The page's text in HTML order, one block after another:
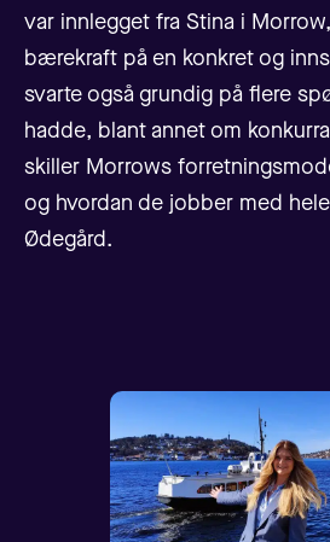
var innlegget fra Stina i
bærekraft på en konkret og
svarte også grundig på flere
hadde, blant annet om
skiller Morrows
og hvordan de jobber med
Ødegård.